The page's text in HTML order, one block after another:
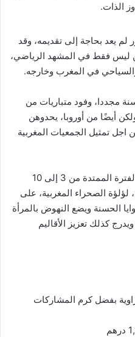
الذات.
يعد بحاجة إلى تقديمه، وقد
ليس فقط في المشهد الرياضي،
في المغرب وخارجه.
مجددا، وفود متباريات من
أيضًا من أوروبا، يحدوهن
اجل تمثيل الجمعيات المغربية
وبالتالي ستنعقد “الصحراوية” في الفترة الممتدة من 3 إلى 10
الصحراء المغربية، على
الحسنة ويضع النهوض بالمرأة
كذلك تعزيز الأقاليم
الصحراوية بفضل كرم المشاركات